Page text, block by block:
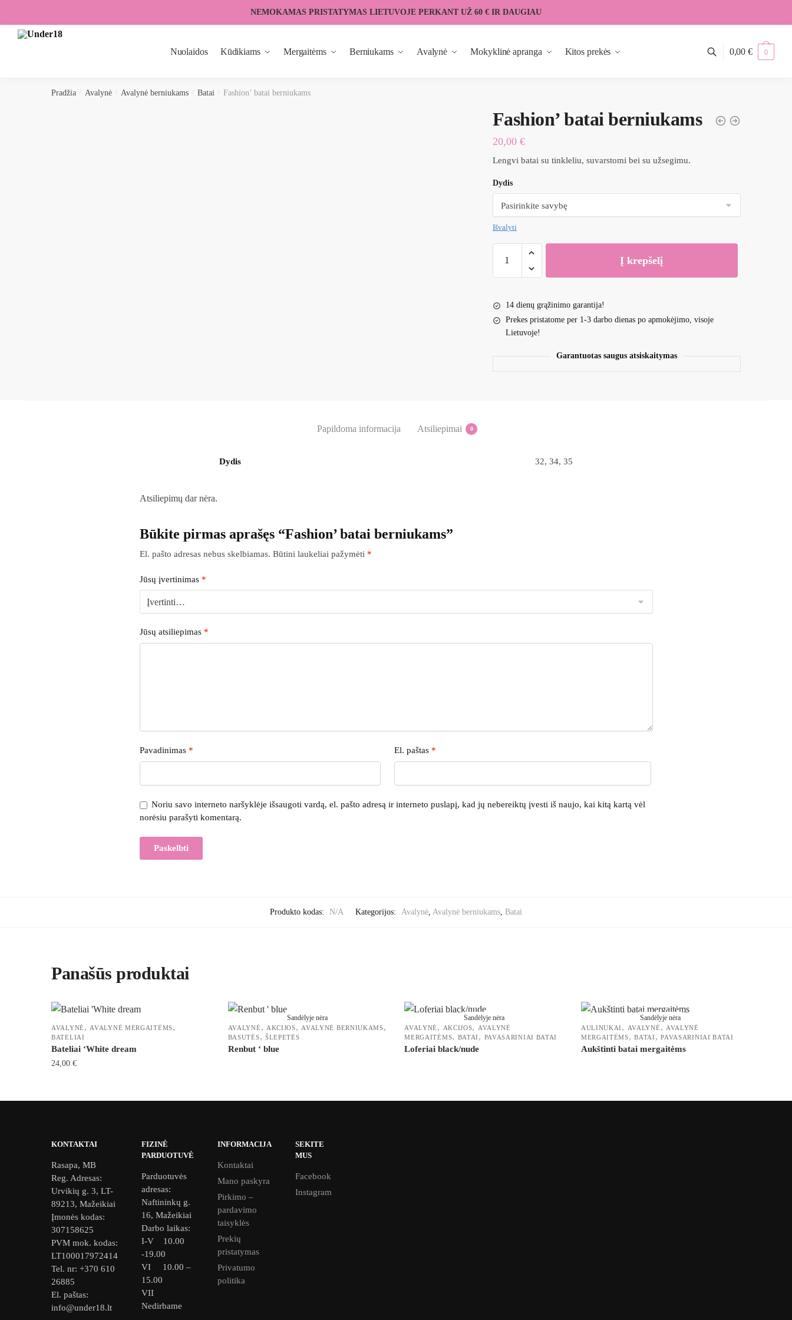
navigation
content
NEMOKAMAS PRISTATYMAS LIETUVOJE PERKANT UŽ 60 € IR DAUGIAU
Nuolaidos Kūdikiams Mergaitėms Berniukams Avalynė Mokyklinė apranga Kitos prekės 0,00€ 0
Pradžia Avalynė Avalynė berniukams Batai Fashion’ batai berniukams
Fashion’ batai berniukams
20,00 €
Lengvi batai su tinkleliu, suvarstomi bei su užsegimu.
Dydis
Išvalyti
kiekis:
Fashion'
berniukams
Į krepšelį
14 dienų grąžinimo garantija!
Prekes pristatome per 1-3 darbo dienas po apmokėjimo, visoje
Lietuvoje!
Garantuotas saugus atsiskaitymas
Papildoma informacija Atsiliepimai 0
Dydis 32, 34, 35
Atsiliepimų dar nėra.
Būkite pirmas aprašęs “Fashion’ batai berniukams”
El. pašto adresas nebus skelbiamas. Būtini laukeliai pažymėti *
Jūsų įvertinimas *
Jūsų atsiliepimas *
Pavadinimas * El. paštas *
Noriu savo interneto naršyklėje išsaugoti vardą, el. pašto adresą ir interneto puslapį, kad jų nebereiktų įvesti iš naujo, kai kitą kartą vėl
norėsiu parašyti komentarą.
Produkto kodas: N/A Kategorijos: Avalynė Avalynė berniukams Batai
Panašūs produktai
AVALYNĖ , AVALYNĖ MERGAITĖMS,
BATELIAI
Bateliai ‘White dream
24,00€
product
variants.
options
may
be
chosen
on
the
product
Sandėlyje nėra
AVALYNĖ , AKCIJOS, AVALYNĖ BERNIUKAMS,
BASUTĖS, ŠLEPETĖS
Renbut ‘ blue
Sandėlyje nėra
AVALYNĖ , AKCIJOS,
AVALYNĖ
MERGAITĖMS, BATAI , PAVASARINIAI BATAI
Loferiai black/nude
Sandėlyje nėra
AULINUKAI , AVALYNĖ , AVALYNĖ
MERGAITĖMS,BATAI ,PAVASARINIAI BATAI
Aukštinti batai mergaitėms
KONTAKTAI
Rasapa, MB
Reg. Adresas:
Urvikių g. 3, LT-
89213, Mažeikiai
Įmonės kodas:
307158625
PVM mok. kodas:
LT100017972414
Tel. nr: +370 610
26885
El. paštas:
info@under18.lt
FIZINĖ
PARDUOTUVĖ
Parduotuvės
adresas:
Naftininkų g.
16, Mažeikiai
Darbo laikas:
I-V 10.00
-19.00
VI 10.00 –
15.00
VII
Nedirbame
INFORMACIJA
Kontaktai
Mano paskyra
Pirkimo –
pardavimo
taisyklės
Prekių
pristatymas
Privatumo
politika
SEKITE
MUS
Facebook
Instagram